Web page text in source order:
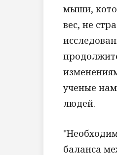
мыши,
вес, не
ученые
людей.
баланса